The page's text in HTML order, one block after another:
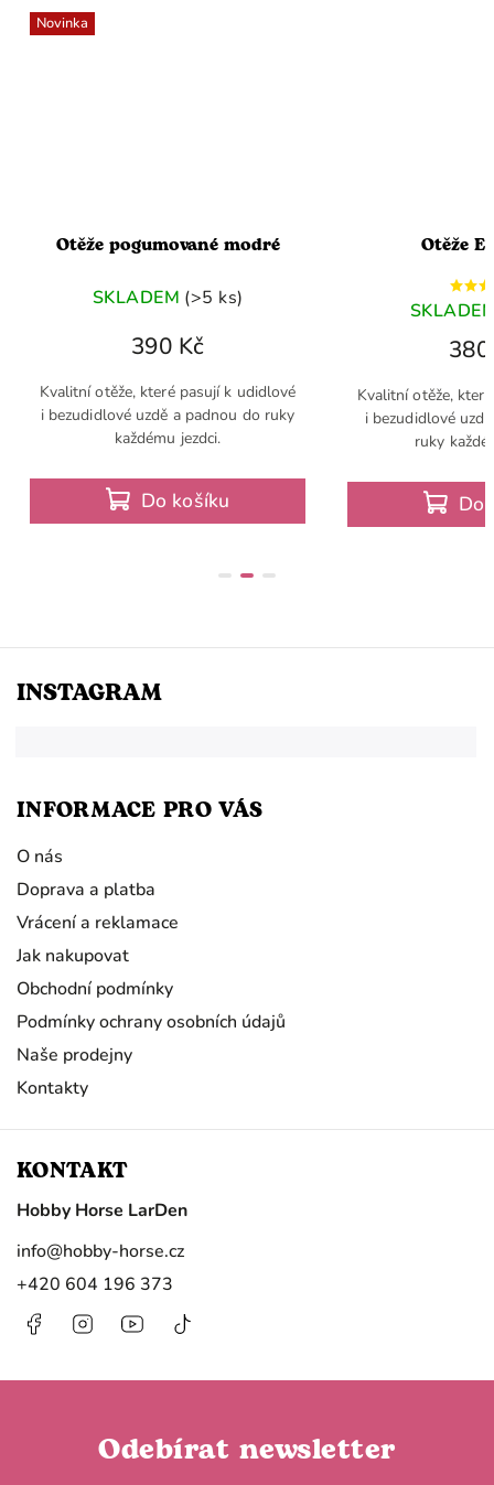
Novinka
Otěže pogumované modré
SKLADEM (>5 ks)
390 Kč
Do košíku
Kvalitní otěže, které pasují k udidlové
i bezudidlové uzdě a padnou do ruky
každému jezdci.
Otěže
Do
Kvalitní otěže,
i bezudidlové
ruky
INSTAGRAM
Odebírat newsletter
INFORMACE PRO VÁS
O nás
Doprava a platba
Vrácení a reklamace
Jak nakupovat
Obchodní podmínky
Podmínky ochrany osobních údajů
Naše prodejny
Kontakty
KONTAKT
Hobby Horse LarDen
info@hobby-horse.cz
+420 604 196 373
FacebookInstagramhttps://www.youtube.com/